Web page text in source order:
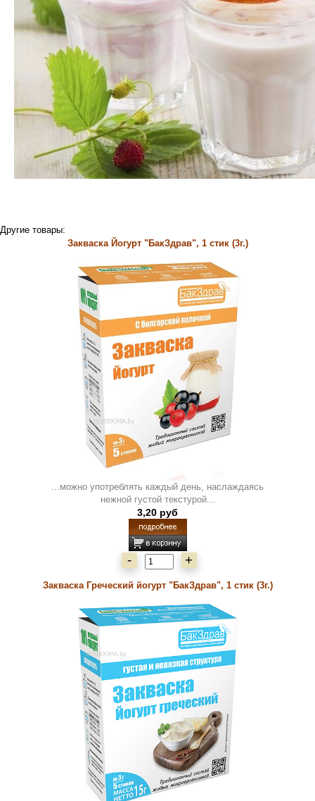
Другие товары:
Закваска Йогурт "БакЗдрав", 1 стик (3г.)
...можно употреблять каждый день, наслаждаясь
нежной густой текстурой...
3,20 руб
- +
Закваска Греческий йогурт "БакЗдрав", 1 стик (3г.)